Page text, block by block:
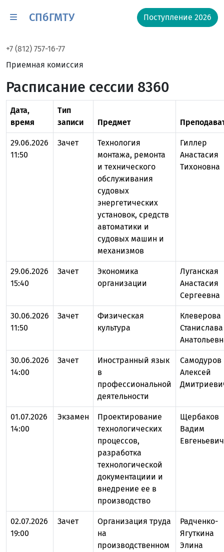
СПбГМТУ Поступление 2026
+7 (812) 757-16-77
Приемная комиссия
Расписание сессии 8360
Дата,
время
Тип
записи
Предмет
29.06.2026
11:50
Зачет
Технология
монтажа, ремонта
и технического
обслуживания
судовых
энергетических
установок, средств
автоматики и
судовых машин и
механизмов
Гиллер
Анастасия
Тихоновна
29.06.2026
15:40
Зачет
Экономика
организации
Луганская
Анастасия
Сергеевна
30.06.2026
11:50
Зачет
Физическая
культура
Клеверова
Станислава
30.06.2026
14:00
Зачет
Иностранный язык
в
профессиональной
деятельности
Самодуров
Алексей
01.07.2026
14:00
Экзамен
Проектирование
технологических
процессов,
разработка
технологической
документациии и
внедрение ее в
производство
Щербаков
Вадим
Евгеньевич
02.07.2026
19:00
Зачет
Организация труда
на
производственном
Радченко-
Ягуткина
Элина